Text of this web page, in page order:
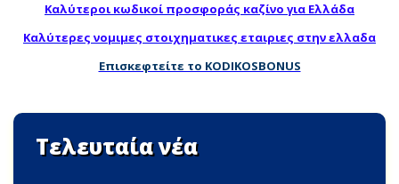
Καλύτεροι κωδικοί προσφοράς καζίνο για Ελλάδα
Καλύτερες νομιμες στοιχηματικες εταιριες στην ελλαδα
Επισκεφτείτε το KODIKOSBONUS
Τελευταία νέα